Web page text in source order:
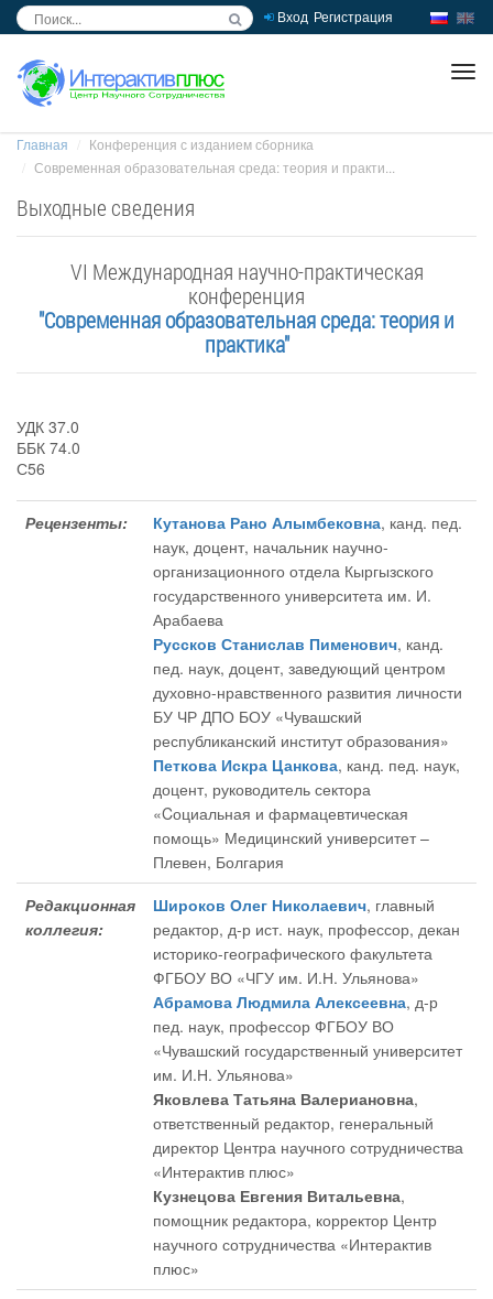
Вход Регистрация
Главная
Конференция с изданием сборника
Современная образовательная среда: теория и практи...
Выходные сведения
VI Международная научно-практическая
конференция
"Современная образовательная среда: теория и
практика"
УДК 37.0
ББК 74.0
С56
Рецензенты: Кутанова Рано Алымбековна, канд. пед.
наук, доцент, начальник научно-
организационного отдела Кыргызского
государственного университета им. И.
Арабаева
Руссков Станислав Пименович, канд.
пед. наук, доцент, заведующий центром
духовно-нравственного развития личности
БУ ЧР ДПО БОУ «Чувашский
республиканский институт образования»
Петкова Искра Цанкова, канд. пед. наук,
доцент, руководитель сектора
«Cоциальная и фармацевтическая
помощь» Медицинский университет –
Плевен, Болгария
Редакционная
коллегия:
Широков Олег Николаевич, главный
редактор, д-р ист. наук, профессор, декан
историко-географического факультета
ФГБОУ ВО «ЧГУ им. И.Н. Ульянова»
Абрамова Людмила Алексеевна, д-р
пед. наук, профессор ФГБОУ ВО
«Чувашский государственный университет
им. И.Н. Ульянова»
Яковлева Татьяна Валериановна,
ответственный редактор, генеральный
директор Центра научного сотрудничества
«Интерактив плюс»
Кузнецова Евгения Витальевна,
помощник редактора, корректор Центр
научного сотрудничества «Интерактив
плюс»